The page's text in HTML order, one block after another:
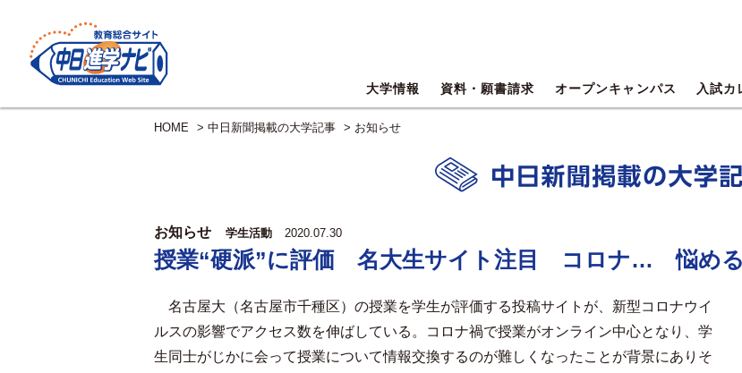
大学情報 資料・願書請求 オープンキャンパス 入試カ
HOME > 中日新聞掲載の大学記事 > お知らせ
お知らせ 学生活動 2020.07.30
授業“硬派”に評価 名大生サイト注目 コロナ… 悩める
名古屋大（名古屋市千種区）の授業を学生が評価する投稿サイトが、新型コロナウイ
ルスの影響でアクセス数を伸ばしている。コロナ禍で授業がオンライン中心となり、学
生同士がじかに会って授業について情報交換するのが難しくなったことが背景にありそ